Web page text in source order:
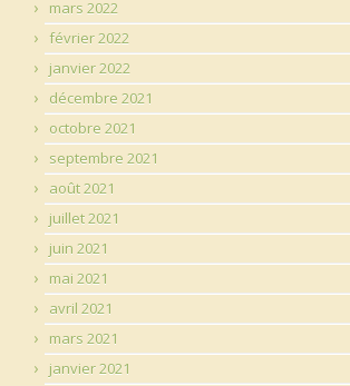
mars 2022
février 2022
janvier 2022
décembre 2021
octobre 2021
septembre 2021
août 2021
juillet 2021
juin 2021
mai 2021
avril 2021
mars 2021
janvier 2021